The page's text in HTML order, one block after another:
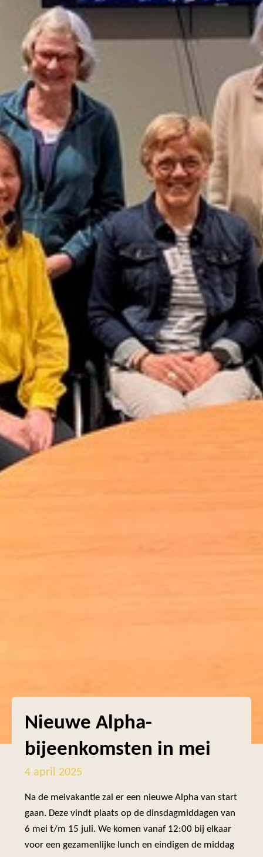
Nieuwe Alpha-
bijeenkomsten in mei
4 april 2025
Na de meivakantie zal er een nieuwe Alpha van start
gaan. Deze vindt plaats op de dinsdagmiddagen van
6 mei t/m 15 juli. We komen vanaf 12:00 bij elkaar
voor een gezamenlijke lunch en eindigen de middag